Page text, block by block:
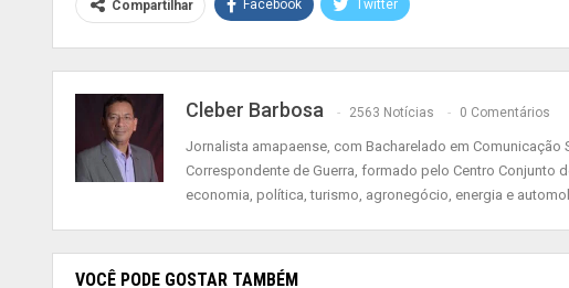
Compartilhar Facebook Twitter
Cleber Barbosa 2563 Notícias 0 Comentários
Jornalista amapaense, com Bacharelado em
Correspondente de Guerra, formado pelo Centro Conjunto
economia, política, turismo, agronegócio, energia e
VOCÊ PODE GOSTAR TAMBÉM